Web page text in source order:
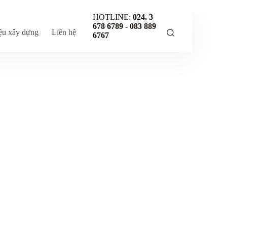
xây dựng Liên hệ
HOTLINE:024. 3
678 6789 -083 889
6767